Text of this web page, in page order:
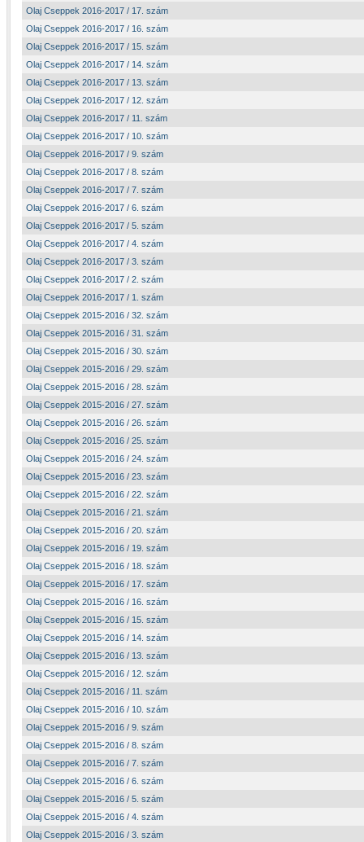
Olaj Cseppek 2016-2017 / 17. szám
Olaj Cseppek 2016-2017 / 16. szám
Olaj Cseppek 2016-2017 / 15. szám
Olaj Cseppek 2016-2017 / 14. szám
Olaj Cseppek 2016-2017 / 13. szám
Olaj Cseppek 2016-2017 / 12. szám
Olaj Cseppek 2016-2017 / 11. szám
Olaj Cseppek 2016-2017 / 10. szám
Olaj Cseppek 2016-2017 / 9. szám
Olaj Cseppek 2016-2017 / 8. szám
Olaj Cseppek 2016-2017 / 7. szám
Olaj Cseppek 2016-2017 / 6. szám
Olaj Cseppek 2016-2017 / 5. szám
Olaj Cseppek 2016-2017 / 4. szám
Olaj Cseppek 2016-2017 / 3. szám
Olaj Cseppek 2016-2017 / 2. szám
Olaj Cseppek 2016-2017 / 1. szám
Olaj Cseppek 2015-2016 / 32. szám
Olaj Cseppek 2015-2016 / 31. szám
Olaj Cseppek 2015-2016 / 30. szám
Olaj Cseppek 2015-2016 / 29. szám
Olaj Cseppek 2015-2016 / 28. szám
Olaj Cseppek 2015-2016 / 27. szám
Olaj Cseppek 2015-2016 / 26. szám
Olaj Cseppek 2015-2016 / 25. szám
Olaj Cseppek 2015-2016 / 24. szám
Olaj Cseppek 2015-2016 / 23. szám
Olaj Cseppek 2015-2016 / 22. szám
Olaj Cseppek 2015-2016 / 21. szám
Olaj Cseppek 2015-2016 / 20. szám
Olaj Cseppek 2015-2016 / 19. szám
Olaj Cseppek 2015-2016 / 18. szám
Olaj Cseppek 2015-2016 / 17. szám
Olaj Cseppek 2015-2016 / 16. szám
Olaj Cseppek 2015-2016 / 15. szám
Olaj Cseppek 2015-2016 / 14. szám
Olaj Cseppek 2015-2016 / 13. szám
Olaj Cseppek 2015-2016 / 12. szám
Olaj Cseppek 2015-2016 / 11. szám
Olaj Cseppek 2015-2016 / 10. szám
Olaj Cseppek 2015-2016 / 9. szám
Olaj Cseppek 2015-2016 / 8. szám
Olaj Cseppek 2015-2016 / 7. szám
Olaj Cseppek 2015-2016 / 6. szám
Olaj Cseppek 2015-2016 / 5. szám
Olaj Cseppek 2015-2016 / 4. szám
Olaj Cseppek 2015-2016 / 3. szám